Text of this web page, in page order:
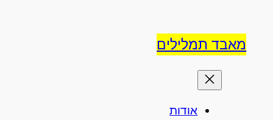
מאבד תמלילים
אודות